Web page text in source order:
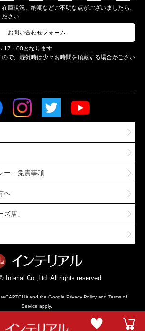
庫状況、納期などご不明な点がございましたら、
ださい
お問い合わせフォーム
17：00となります
ので、混雑時は少々お時間を頂戴する場合がござい
ー・免責事項
へ
店」
Interial Co.,Ltd. All rights reserved.
and the Google Privacy Policyand Terms of
Service apply.